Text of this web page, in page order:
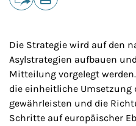
Die Strategie wird auf den
Asylstrategien aufbauen
Mitteilung vorgelegt
die einheitliche
gewährleisten und die
Schritte auf europäischer